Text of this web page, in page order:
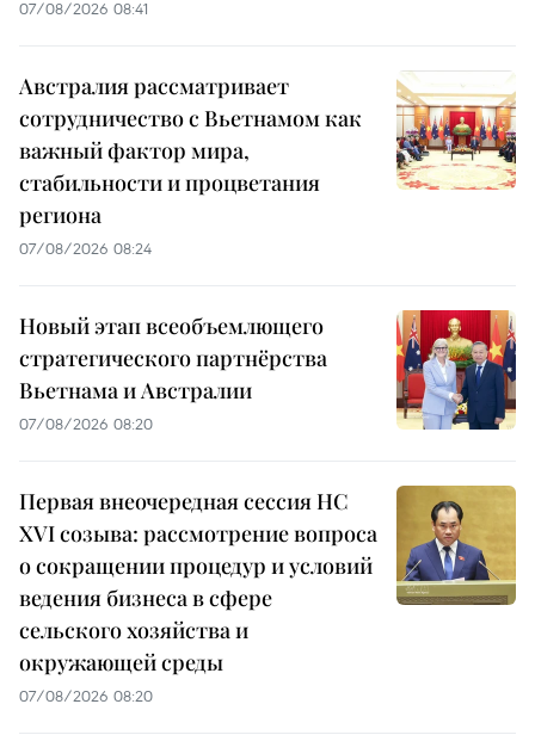
07/08/2026 08:41
Австралия рассматривает
сотрудничество с Вьетнамом как
важный фактор мира,
стабильности и процветания
региона
07/08/2026 08:24
Новый этап всеобъемлющего
стратегического партнёрства
Вьетнама и Австралии
07/08/2026 08:20
Первая внеочередная сессия НС
XVI созыва: рассмотрение вопроса
о сокращении процедур и условий
ведения бизнеса в сфере
сельского хозяйства и
окружающей среды
07/08/2026 08:20